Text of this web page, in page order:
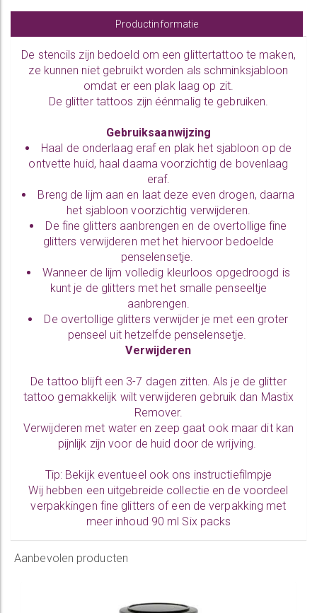
Productinformatie
De stencils zijn bedoeld om een glittertattoo te maken,
ze kunnen niet gebruikt worden als schminksjabloon
omdat er een plak laag op zit.
De glitter tattoos zijn éénmalig te gebruiken.
Gebruiksaanwijzing
Haal de onderlaag eraf en plak het sjabloon op de
ontvette huid, haal daarna voorzichtig de bovenlaag
eraf.
Breng de lijm aan en laat deze even drogen, daarna
het sjabloon voorzichtig verwijderen.
De fine glitters aanbrengen en de overtollige fine
glitters verwijderen met het hiervoor bedoelde
penselensetje.
Wanneer de lijm volledig kleurloos opgedroogd is
kunt je de glitters met het smalle penseeltje
aanbrengen.
De overtollige glitters verwijder je met een groter
penseel uit hetzelfde penselensetje.
Verwijderen
De tattoo blijft een 3-7 dagen zitten. Als je de glitter
tattoo gemakkelijk wilt verwijderen gebruik dan Mastix
Remover.
Verwijderen met water en zeep gaat ook maar dit kan
pijnlijk zijn voor de huid door de wrijving.
Tip: Bekijk eventueel ook ons instructiefilmpje
Wij hebben een uitgebreide collectie en de voordeel
verpakkingen fine glitters of een de verpakking met
meer inhoud 90 ml Six packs
Aanbevolen producten